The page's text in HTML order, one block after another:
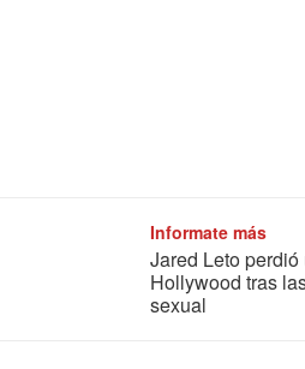
Informate más
Jared Leto
Hollywood tras
sexual